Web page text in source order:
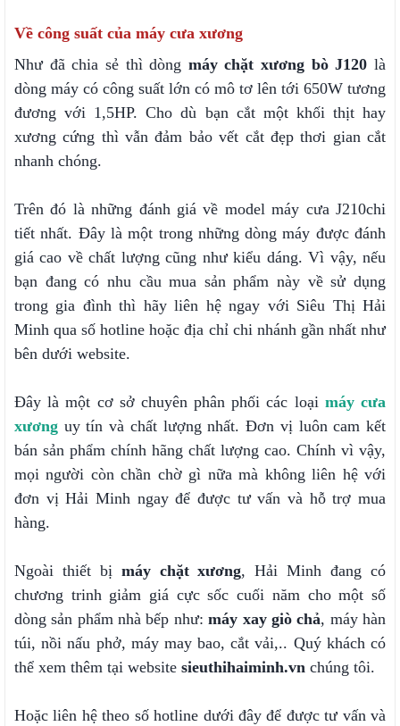
Về công suất của máy cưa xương
Như đã chia sẻ thì dòng máy chặt xương bò J120 là
dòng máy có công suất lớn có mô tơ lên tới 650W tương
đương với 1,5HP. Cho dù bạn cắt một khối thịt hay
xương cứng thì vẫn đảm bảo vết cắt đẹp thơi gian cắt
nhanh chóng.
Trên đó là những đánh giá về model máy cưa J210chi
tiết nhất. Đây là một trong những dòng máy được đánh
giá cao về chất lượng cũng như kiểu dáng. Vì vậy, nếu
bạn đang có nhu cầu mua sản phẩm này về sử dụng
trong gia đình thì hãy liên hệ ngay với Siêu Thị Hải
Minh qua số hotline hoặc địa chỉ chi nhánh gần nhất như
bên dưới website.
Đây là một cơ sở chuyên phân phối các loại máy cưa
xương uy tín và chất lượng nhất. Đơn vị luôn cam kết
bán sản phẩm chính hãng chất lượng cao. Chính vì vậy,
mọi người còn chần chờ gì nữa mà không liên hệ với
đơn vị Hải Minh ngay để được tư vấn và hỗ trợ mua
hàng.
Ngoài thiết bị máy chặt xương, Hải Minh đang có
chương trinh giảm giá cực sốc cuối năm cho một số
dòng sản phẩm nhà bếp như:máy xay giò chả, máy hàn
túi, nồi nấu phở, máy may bao, cắt vải,.. Quý khách có
thể xem thêm tại website sieuthihaiminh.vn chúng tôi.
Hoặc liên hệ theo số hotline dưới đây để được tư vấn và